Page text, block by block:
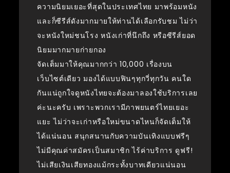
ความนิยมเยอะที่สุดในประเทศไทย มาพร้อมหนัง
และก็ซีรีส์ดังมากมายให้ท่านได้เลือกรับชม ไม่ว่า
จะหนังใหม่ชนโรง หนังเก่าที่นึกถึง หรือซีรีส์ยอด
นิยมมากมายก่ายกอง
จัดเต็มมาให้คุณมากกว่า 10,000 เรื่องบน
เว็บไซต์เดียว มองได้แบบฟินๆทุกวี่ทุกวัน คนใด
กันแน่ถูกใจดูหนังไทยจะต้องมาลองใช้บริการเลย
ค่ะนะครับ เพราะพวกเรามีภาพยนตร์ไทยเยอะ
แยะ ไม่ว่าจะเก่าหรือใหม่ขนาดไหนก็จัดเต็มให้
ได้แน่นอน สนุกสนานกับความบันเทิงแบบฟรีๆ
ไม่มีคุณค่าสมัครเป็นสมาชิก ไร้ค่าบริการ ดูฟรี!
ไม่เสียเงินเสียทองแม้กระทั้งบาทเดียวแน่นอน